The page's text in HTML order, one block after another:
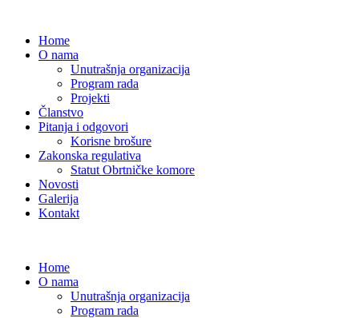
Home
O nama
Unutrašnja organizacija
Program rada
Projekti
Članstvo
Pitanja i odgovori
Korisne brošure
Zakonska regulativa
Statut Obrtničke komore
Novosti
Galerija
Kontakt
Home
O nama
Unutrašnja organizacija
Program rada